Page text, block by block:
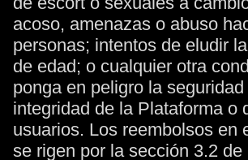
acoso, amenazas o abuso
personas; intentos de eludir
de edad; o cualquier otra
ponga en peligro la
integridad de la Plataforma o
usuarios. Los reembolsos en
se rigen por la sección 3.2 de